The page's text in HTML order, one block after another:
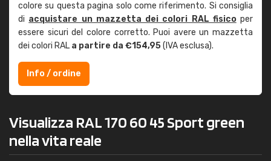
colore su questa pagina solo come riferimento. Si consiglia
di acquistare un mazzetta dei colori RAL fisicoper
essere sicuri del colore corretto. Puoi avere un mazzetta
dei colori RAL a partire da €154,95(IVA esclusa).
Info / ordine
Visualizza RAL 170 60 45 Sport green
nella vita reale